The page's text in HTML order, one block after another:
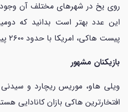
روی یخ در شهرهای مختلف آن وجود
این عدد بهتر است بدانید که
پیست هاکی، امریکا با حدود ۲۶۰۰ پیست است).
بازیکنان مشهور
ویلی هاو، موریس ریچارد و سیدنی
افتخارترین هاکی بازان کانادایی